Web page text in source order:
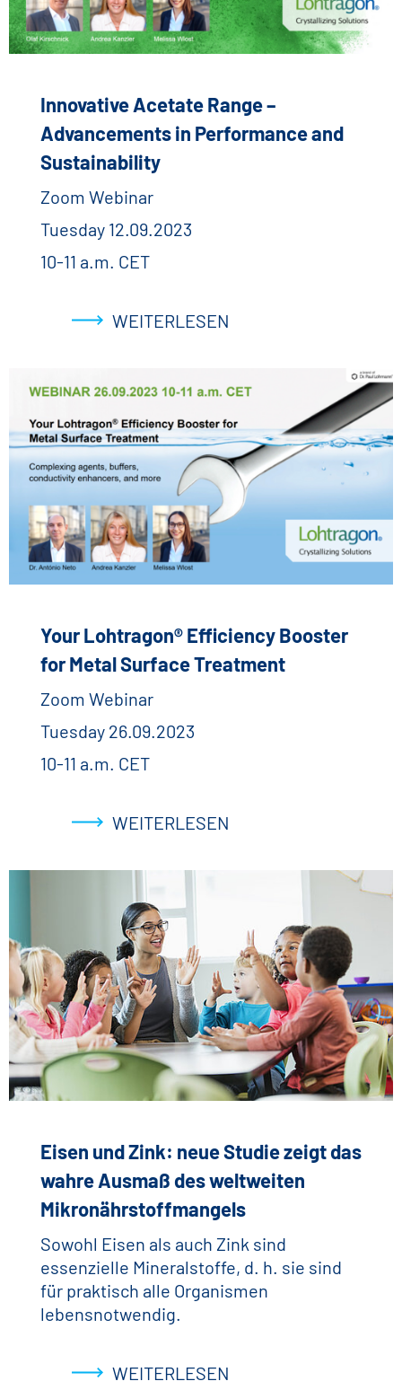
Innovative Acetate Range –
Advancements in Performance and
Sustainability
Zoom Webinar
Tuesday 12.09.2023
10-11 a.m. CET
WEITERLESEN
Your Lohtragon® Efficiency Booster
for Metal Surface Treatment
Zoom Webinar
Tuesday 26.09.2023
10-11 a.m. CET
WEITERLESEN
Eisen und Zink: neue Studie zeigt das
wahre Ausmaß des weltweiten
Mikronährstoffmangels
Sowohl Eisen als auch Zink sind
essenzielle Mineralstoffe, d. h. sie sind
für praktisch alle Organismen
lebensnotwendig.
WEITERLESEN